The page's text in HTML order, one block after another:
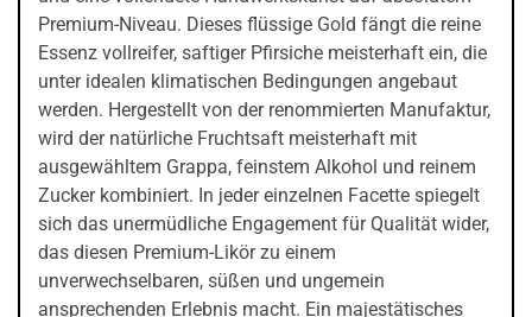
Premium-Niveau. Dieses flüssige Gold fängt die reine
Essenz vollreifer, saftiger Pfirsiche meisterhaft ein, die
unter idealen klimatischen Bedingungen angebaut
werden. Hergestellt von der renommierten Manufaktur,
wird der natürliche Fruchtsaft meisterhaft mit
ausgewähltem Grappa, feinstem Alkohol und reinem
Zucker kombiniert. In jeder einzelnen Facette spiegelt
sich das unermüdliche Engagement für Qualität wider,
das diesen Premium-Likör zu einem
unverwechselbaren, süßen und ungemein
ansprechenden Erlebnis macht. Ein majestätisches